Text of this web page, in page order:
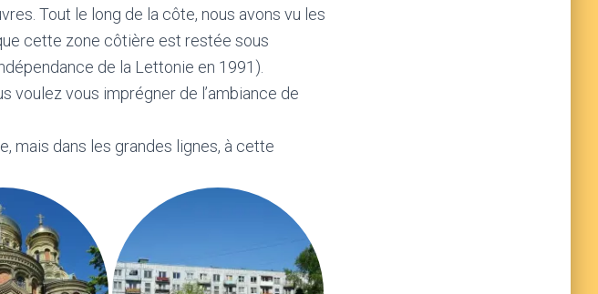
Tout le long de la côte, nous avons vu les
cette zone côtière est restée sous
de la Lettonie en 1991).
voulez vous imprégner de l’ambiance de
mais dans les grandes lignes, à cette